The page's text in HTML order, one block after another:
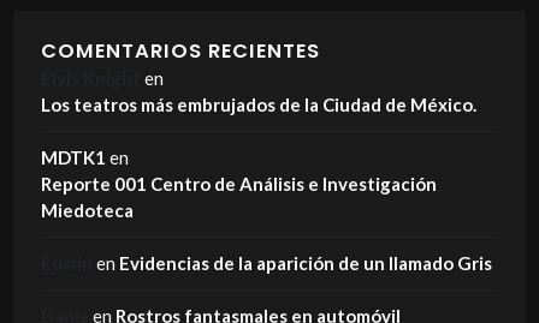
COMENTARIOS RECIENTES
en
Los teatros más embrujados de la Ciudad de México.
MDTK1 en
Reporte 001 Centro de Análisis e Investigación
Miedoteca
en Evidencias de la aparición de un llamado Gris
en Rostros fantasmales en automóvil